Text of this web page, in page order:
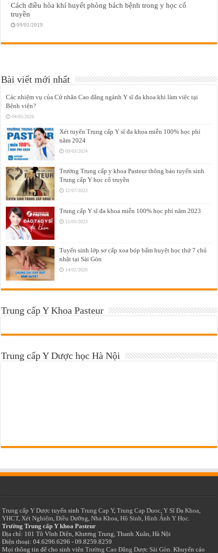
Cách điều hòa khí huyết phòng bách bệnh trong y học cổ
truyền
09/01/2019
Bài viết mới nhất
Các nhiệm vụ của Cử nhân Cao đẳng ngành Y sĩ đa khoa khi làm việc tại
Bệnh viện?
04/05/2026
Xét tuyển Trung cấp Y sĩ đa khoa miễn 100% học phí
năm 2024
09/03/2024
Trường Trung cấp y khoa Pasteur thông báo tuyển sinh
Trung cấp Y học cổ truyền
12/07/2023
Trung cấp Y sĩ đa khoa miễn 100% học phí năm 2023
15/05/2023
Tuyển sinh lớp sơ cấp xoa bóp bấm huyệt học thứ 7 chủ
nhật tại Sài Gòn
14/02/2020
Trung cấp Y Khoa Pasteur
Trung cấp Y Dược học Hà Nội
Trung cấp Y Dược tuyển sinhTrung Cap Y,Trung Cap Duoc,Y Sĩ Đa Khoa,
YHCT,Xét Nghiệm,Điều Dưỡng,Nha Khoa,Hộ Sinh,Hình Ảnh Y Học.
Trường Trung cấp Y khoa Pasteur
Địa chỉ: 101 Tô Vĩnh Diện, Khương Trung, Thanh Xuân, Hà Nội
Điện thoại: 04.6296.6296 - 09.8259.8259
Mọi thông tin để cho sinh viênTrường Cao Đẳng Dược Sài Gòn. Khuyến cáo